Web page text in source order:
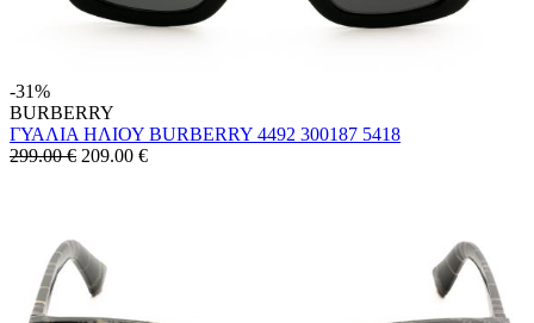
-31%
BURBERRY
ΓΥΑΛΙΑ ΗΛΙΟΥ BURBERRY 4492 300187 5418
299.00 € 209.00 €